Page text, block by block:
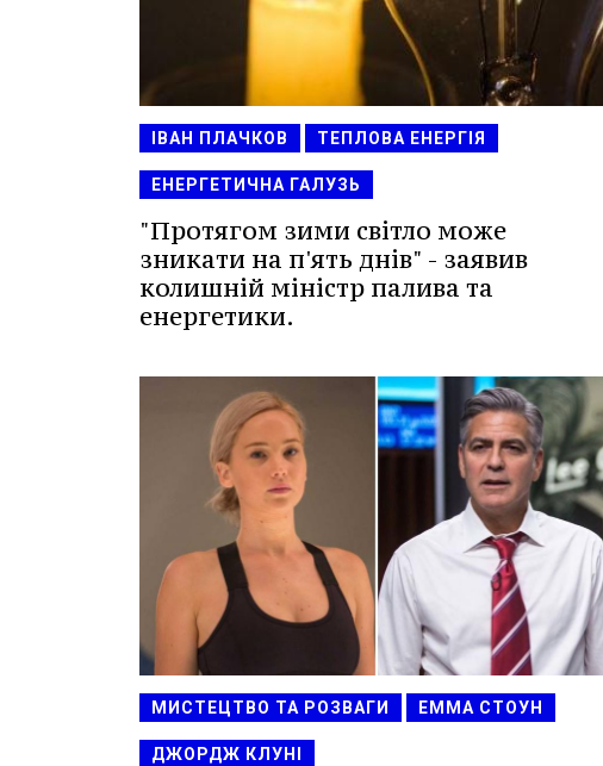
ІВАН ПЛАЧКОВ ТЕПЛОВА ЕНЕРГІЯ
ЕНЕРГЕТИЧНА ГАЛУЗЬ
"Протягом зими світло може
зникати на п'ять днів" - заявив
колишній міністр палива та
енергетики.
МИСТЕЦТВО ТА РОЗВАГИ ЕММА СТОУН
ДЖОРДЖ КЛУНІ